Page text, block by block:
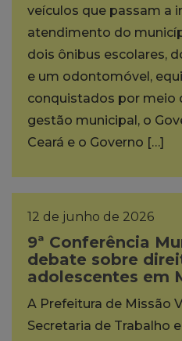
veículos que passam a
atendimento do
dois ônibus escolares,
e um odontomóvel,
conquistados por meio
gestão municipal, o
Ceará e o Governo […]
12 de junho de 2026
9ª Conferência
debate sobre
adolescentes em
A Prefeitura de Missão
Secretaria de Trabalho